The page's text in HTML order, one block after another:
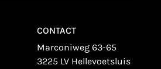
CONTACT
Marconiweg 63-65
3225 LV Hellevoetsluis